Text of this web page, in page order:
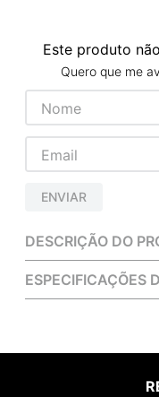
Este produto
Quero que me
ENVIAR
DESCRIÇÃO DO
ESPECIFICAÇÕES